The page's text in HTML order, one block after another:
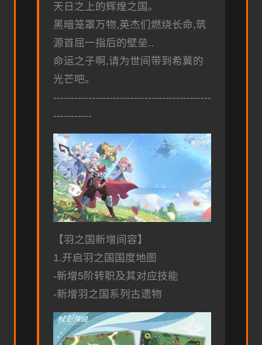
天日之上的辉煌之国。
黑暗笼罩万物,英杰们燃烧长命,筑
源首屈一指后的壁垒..
命运之子啊,请为世间带到希冀的
光芒吧。
---------------------------------------------
-----------
【羽之国新增间容】
1.开启羽之国国度地图
-新增5阶转职及其对应技能
-新增羽之国系列古遗物